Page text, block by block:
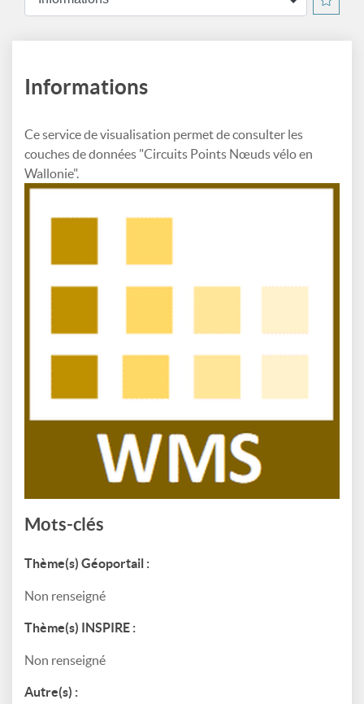
Informations
Ce service de visualisation permet de consulter les
couches de données "Circuits Points Nœuds vélo en
Wallonie".
Mots-clés
Thème(s) Géoportail :
Non renseigné
Thème(s) INSPIRE :
Non renseigné
Autre(s) :